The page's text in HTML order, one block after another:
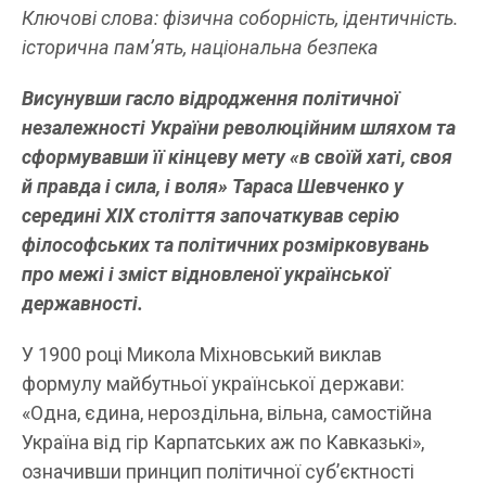
Ключові слова:фізична соборність, ідентичність.
історична пам’ять, національна безпека
Висунувши гасло відродження політичної
незалежності України революційним шляхом та
сформувавши її кінцеву мету «в своїй хаті, своя
й правда і сила, і воля» Тараса Шевченко у
серединіXІXстоліття започаткував серію
філософських та політичних розмірковувань
про межі і зміст відновленої української
державності.
У 1900 році Микола Міхновський виклав
формулу майбутньої української держави:
«Одна, єдина, нероздільна, вільна, самостійна
Україна від гір Карпатських аж по Кавказькі»,
означивши принцип політичної суб’єктності